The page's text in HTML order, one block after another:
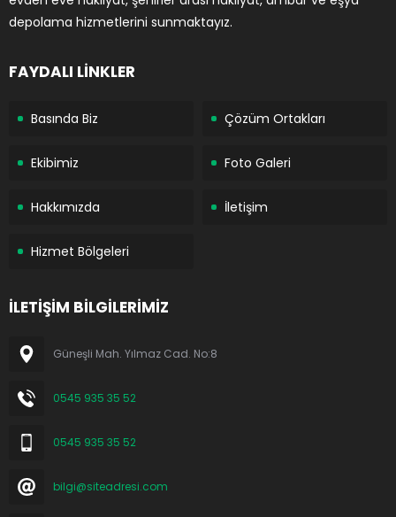
depolama hizmetlerini sunmaktayız.
FAYDALI LİNKLER
Basında Biz Çözüm Ortakları
Ekibimiz Foto Galeri
Hakkımızda İletişim
Hizmet Bölgeleri
İLETİŞİM BİLGİLERİMİZ
Güneşli Mah. Yılmaz Cad. No:8
0545 935 35 52
0545 935 35 52
bilgi@siteadresi.com